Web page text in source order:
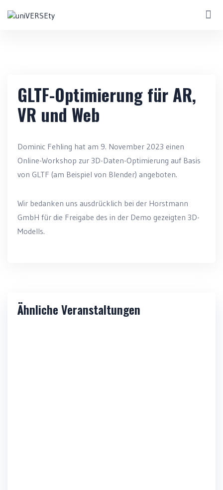
GLTF-Optimierung für AR,
VR und Web
Dominic Fehling hat am 9. November 2023 einen
Online-Workshop zur 3D-Daten-Optimierung auf Basis
von GLTF (am Beispiel von Blender) angeboten.
Wir bedanken uns ausdrücklich bei der Horstmann
GmbH für die Freigabe des in der Demo gezeigten 3D-
Modells.
Ähnliche Veranstaltungen